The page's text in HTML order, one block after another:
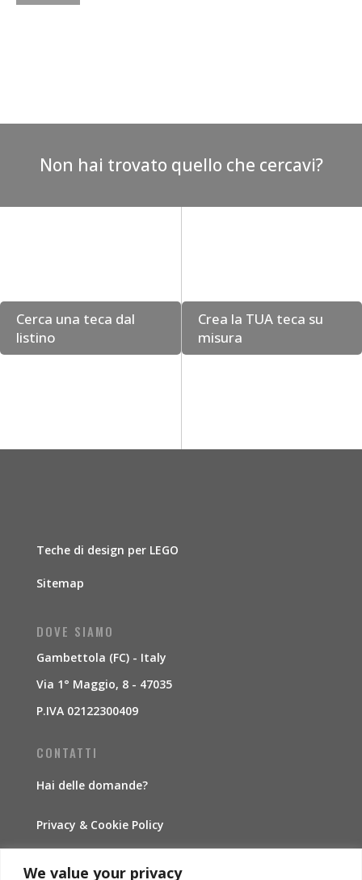
We value your privacy
Non hai trovato quello che cercavi?
Cerca una teca dal
listino
Crea la TUA teca su
misura
Teche di design per LEGO
Sitemap
DOVE SIAMO
Gambettola (FC) - Italy
Via 1° Maggio, 8 - 47035
P.IVA 02122300409
CONTATTI
Hai delle domande?
Privacy & Cookie Policy
Traccia la spedizione